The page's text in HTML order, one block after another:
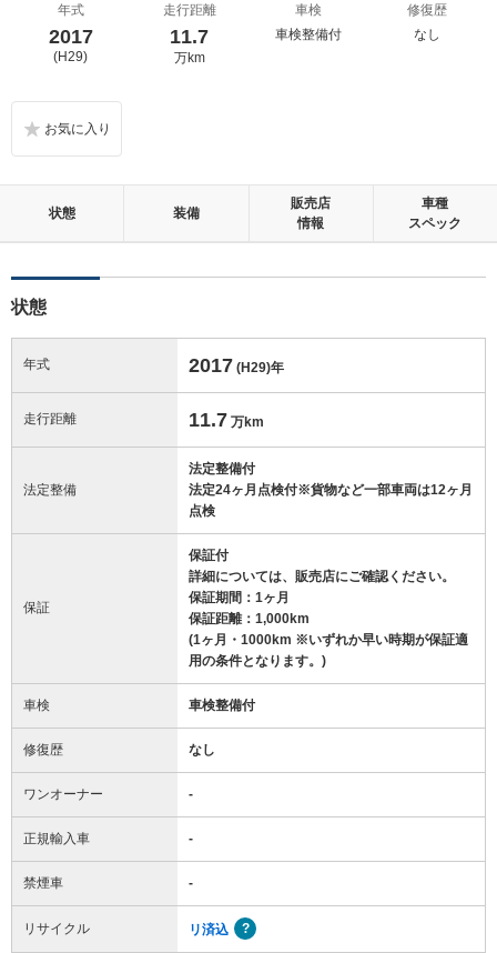
年式
2017
(H29)
走行距離
11.7
万km
車検
車検整備付
修復歴
なし
状態 装備
販売店
情報
車種
スペック
状態
年式 2017 (H29)年
走行距離 11.7 万km
法定整備
法定整備付
法定24ヶ月点検付※貨物など一部車両は12ヶ月
点検
保証
保証付
詳細については、販売店にご確認ください。
保証期間：1ヶ月
保証距離：1,000km
(1ヶ月・1000km ※いずれか早い時期が保証適
用の条件となります。)
車検 車検整備付
修復歴 なし
ワンオーナー -
正規輸入車 -
禁煙車 -
リサイクル リ済込